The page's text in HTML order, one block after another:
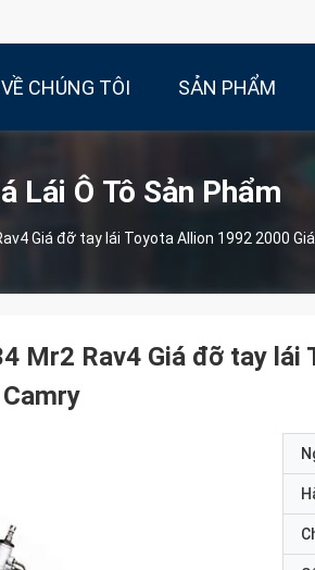
VỀ CHÚNG TÔI SẢN PHẨM
Lái Ô Tô Sản Phẩm
Giá đỡ tay lái Toyota Allion 1992 2000
Mr2 Rav4 Giá đỡ tay lái